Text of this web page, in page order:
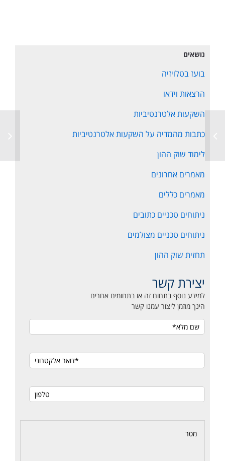
נושאים
בועז בטלויזיה
הרצאות וידאו
השקעות אלטרנטיביות
כתבות מהמדיה על השקעות אלטרנטיביות
לימוד שוק ההון
מאמרים אחרונים
מאמרים כללים
ניתוחים טכניים כתובים
ניתוחים טכניים מצולמים
תחזית שוק ההון
יצירת קשר
למידע נוסף בתחום זה או בתחומים אחרים
הינך מוזמן ליצור עמנו קשר